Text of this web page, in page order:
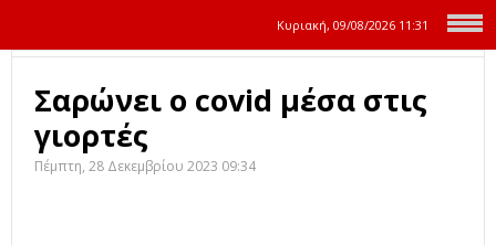
Κυριακή, 09/08/2026 11:31
Σαρώνει ο covid μέσα στις
γιορτές
Πέμπτη, 28 Δεκεμβρίου 2023 09:34